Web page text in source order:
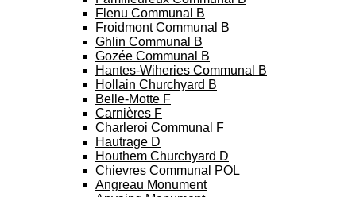
Flenu Communal B
Froidmont Communal B
Ghlin Communal B
Gozée Communal B
Hantes-Wiheries Communal B
Hollain Churchyard B
Belle-Motte F
Carnières F
Charleroi Communal F
Hautrage D
Houthem Churchyard D
Chievres Communal POL
Angreau Monument